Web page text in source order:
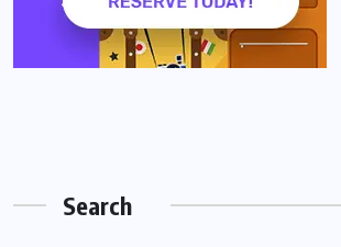
Search